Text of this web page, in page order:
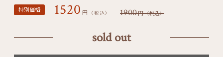
特別価格 1520 円 （税込） 1900円（税込）
sold out